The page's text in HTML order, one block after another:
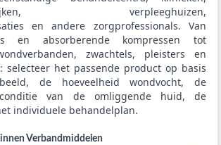
verpleeghuizen,
en andere zorgprofessionals. Van
en absorberende kompressen tot
zwachtels, pleisters en
selecteer het passende product op basis
de hoeveelheid wondvocht, de
van de omliggende huid, de
individuele behandelplan.
Verbandmiddelen